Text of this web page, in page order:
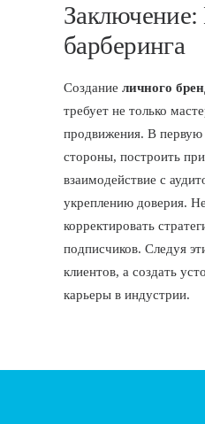
Заключение:
барберинга
Создание личного
требует не только
продвижения. В первую
стороны, построить
взаимодействие с
укреплению доверия.
корректировать
подписчиков. Следуя
клиентов, а создать
карьеры в индустрии.